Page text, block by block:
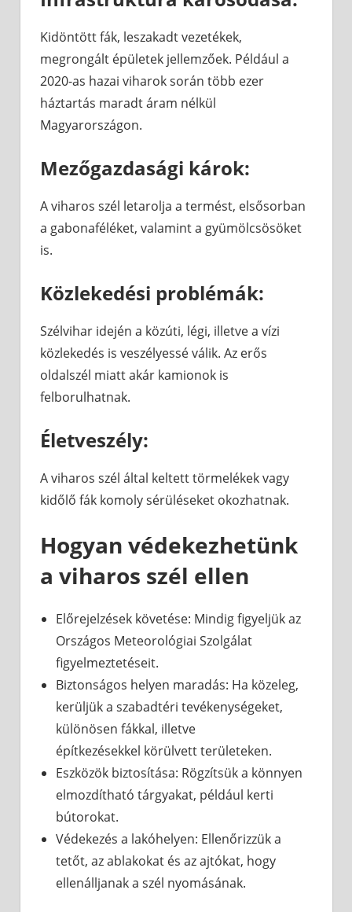
Kidöntött fák, leszakadt vezetékek,
megrongált épületek jellemzőek. Például a
2020-as hazai viharok során több ezer
háztartás maradt áram nélkül
Magyarországon.
Mezőgazdasági károk:
A viharos szél letarolja a termést, elsősorban
a gabonaféléket, valamint a gyümölcsösöket
is.
Közlekedési problémák:
Szélvihar idején a közúti, légi, illetve a vízi
közlekedés is veszélyessé válik. Az erős
oldalszél miatt akár kamionok is
felborulhatnak.
Életveszély:
A viharos szél által keltett törmelékek vagy
kidőlő fák komoly sérüléseket okozhatnak.
Hogyan védekezhetünk
a viharos szél ellen
Előrejelzések követése: Mindig figyeljük az
Országos Meteorológiai Szolgálat
figyelmeztetéseit.
Biztonságos helyen maradás: Ha közeleg,
kerüljük a szabadtéri tevékenységeket,
különösen fákkal, illetve
építkezésekkel körülvett területeken.
Eszközök biztosítása: Rögzítsük a könnyen
elmozdítható tárgyakat, például kerti
bútorokat.
Védekezés a lakóhelyen: Ellenőrizzük a
tetőt, az ablakokat és az ajtókat, hogy
ellenálljanak a szél nyomásának.